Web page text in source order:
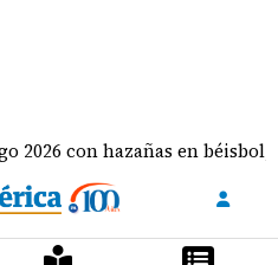
con hazañas en béisbol,